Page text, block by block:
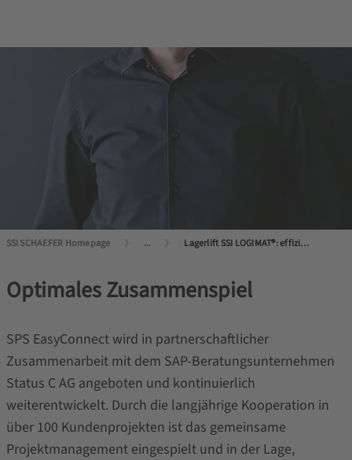
SSI SCHAEFER Homepage ... Lagerlift SSI LOGIMAT®: effizient, kompakt, zuverlässig
Optimales Zusammenspiel
SPS EasyConnect wird in partnerschaftlicher
Zusammenarbeit mit dem SAP-Beratungsunternehmen
Status C AG angeboten und kontinuierlich
weiterentwickelt. Durch die langjährige Kooperation in
über 100 Kundenprojekten ist das gemeinsame
Projektmanagement eingespielt und in der Lage,